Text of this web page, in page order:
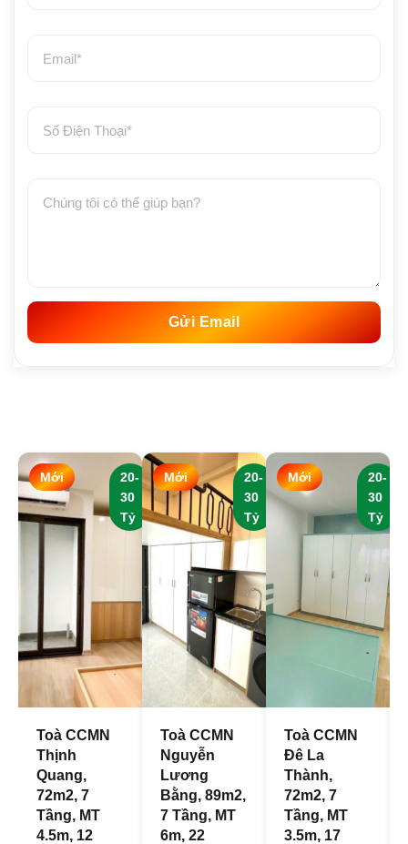
Mới
20-
30
Tỷ
Toà CCMN
Thịnh
Quang,
72m2, 7
Tầng, MT
4.5m, 12
Mới
20-
30
Tỷ
Toà CCMN
Nguyễn
Lương
Bằng, 89m2,
7 Tầng, MT
6m, 22
Mới
20-
30
Tỷ
Toà CCMN
Đê La
Thành,
72m2, 7
Tầng, MT
3.5m, 17